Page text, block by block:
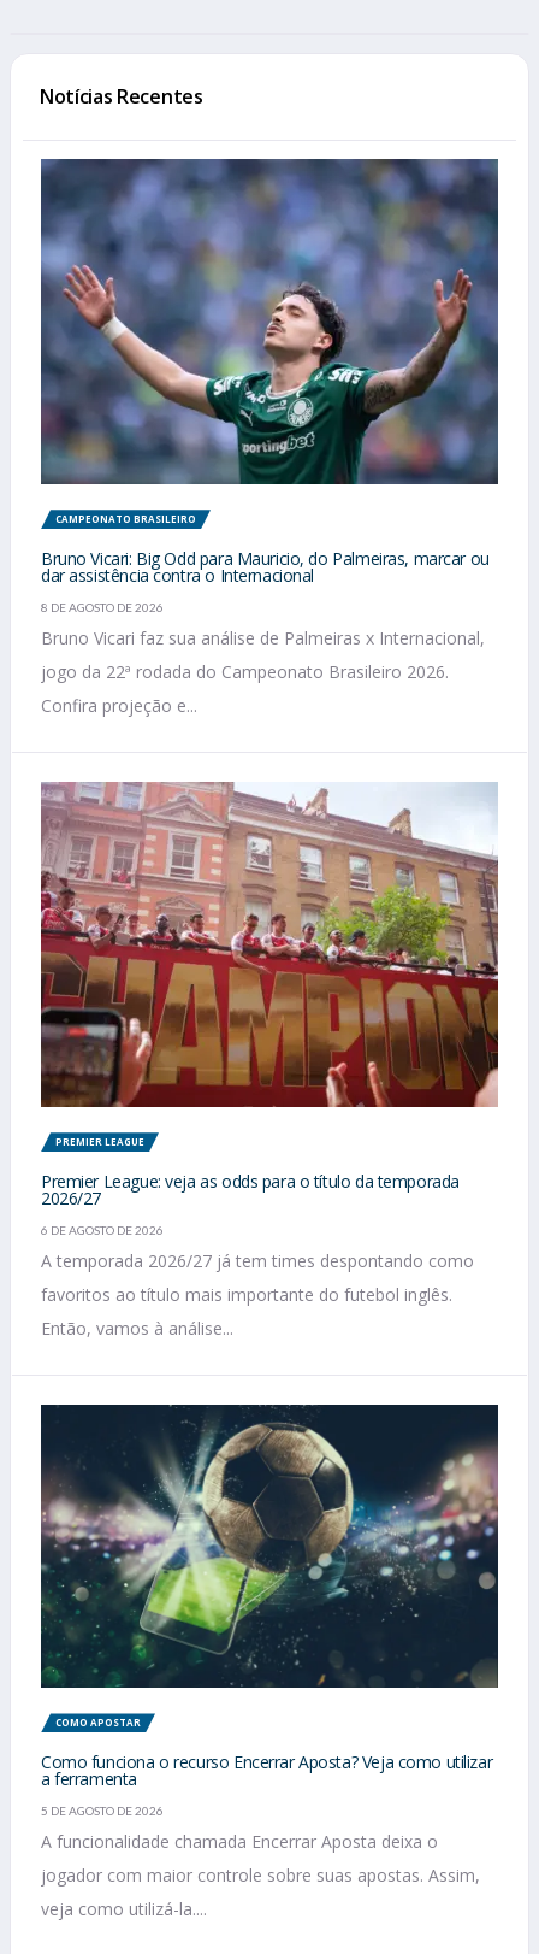
Notícias Recentes
CAMPEONATO BRASILEIRO
Bruno Vicari: Big Odd para Mauricio, do Palmeiras, marcar ou
dar assistência contra o Internacional
8 DE AGOSTO DE 2026
Bruno Vicari faz sua análise de Palmeiras x Internacional,
jogo da 22ª rodada do Campeonato Brasileiro 2026.
Confira projeção e...
PREMIER LEAGUE
Premier League: veja as odds para o título da temporada
2026/27
6 DE AGOSTO DE 2026
A temporada 2026/27 já tem times despontando como
favoritos ao título mais importante do futebol inglês.
Então, vamos à análise...
COMO APOSTAR
Como funciona o recurso Encerrar Aposta? Veja como utilizar
a ferramenta
5 DE AGOSTO DE 2026
A funcionalidade chamada Encerrar Aposta deixa o
jogador com maior controle sobre suas apostas. Assim,
veja como utilizá-la....